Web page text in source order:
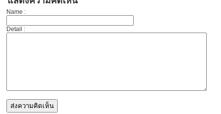
Name :
Detail :